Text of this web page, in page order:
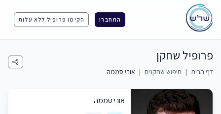
התחברו הקימו פרופיל ללא עלות
פרופיל שחקן
דף הבית | חיפוש שחקנים | אורי סממה
אורי סממה